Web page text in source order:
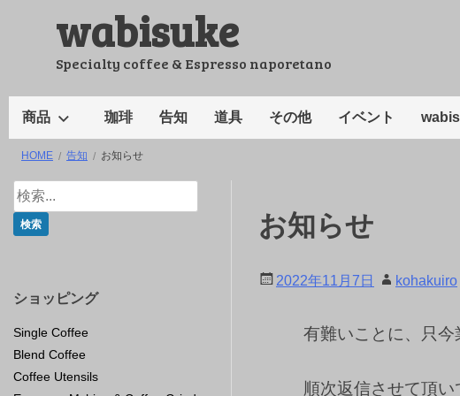
wabisuke
Specialty coffee & Espresso naporetano
商品 珈琲 告知 道具 その他 イベント
HOME 告知 お知らせ
お知らせ
2022年11月7日 kohakuiro
有難いことに、只今
順次返信させて頂
ショッピング
Single Coffee
Blend Coffee
Coffee Utensils